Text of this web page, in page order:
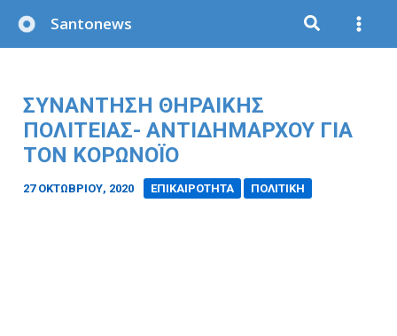
στο
Santonews
ΣΥΝΑΝΤΗΣΗ ΘΗΡΑΙΚΗΣ
ΠΟΛΙΤΕΙΑΣ- ΑΝΤΙΔΗΜΑΡΧΟΥ ΓΙΑ
ΤΟΝ ΚΟΡΩΝΟΪΟ
27 ΟΚΤΩΒΡΊΟΥ, 2020 ΕΠΙΚΑΙΡΟΤΗΤΑ ΠΟΛΙΤΙΚΗ